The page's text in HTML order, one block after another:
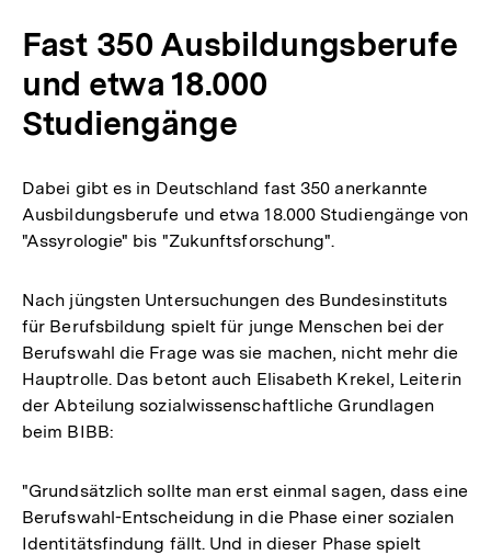
Fast 350 Ausbildungsberufe
und etwa 18.000
Studiengänge
Dabei gibt es in Deutschland fast 350 anerkannte
Ausbildungsberufe und etwa 18.000 Studiengänge von
"Assyrologie" bis "Zukunftsforschung".
Nach jüngsten Untersuchungen des Bundesinstituts
für Berufsbildung spielt für junge Menschen bei der
Berufswahl die Frage was sie machen, nicht mehr die
Hauptrolle. Das betont auch Elisabeth Krekel, Leiterin
der Abteilung sozialwissenschaftliche Grundlagen
beim BIBB:
"Grundsätzlich sollte man erst einmal sagen, dass eine
Berufswahl-Entscheidung in die Phase einer sozialen
Identitätsfindung fällt. Und in dieser Phase spielt